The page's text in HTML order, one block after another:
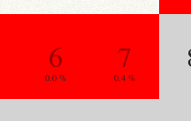
6
0.0 %
7
0.4 %